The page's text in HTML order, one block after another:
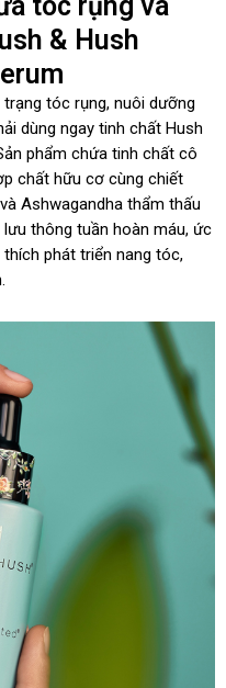
& Hush
tóc rụng, nuôi dưỡng
dùng ngay tinh chất Hush
phẩm chứa tinh chất cô
chất hữu cơ cùng chiết
Ashwagandha thẩm thấu
thông tuần hoàn máu, ức
phát triển nang tóc,